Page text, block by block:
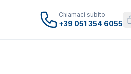
Chiamaci subito
+39 051 354 6055